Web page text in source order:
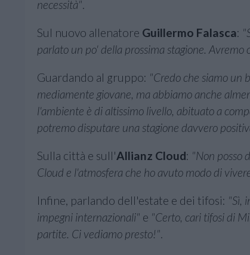
necessità"
Sul nuovo allenatore Guillermo Falasca:
parlato un po' della prossima stagione.
Guardando al gruppo: "Credo che siamo un
mediamente giovane, ma abbiamo anche
l'ambiente è di altissimo livello, abituato a
potremo disputare una stagione davvero
Sulla città e sull'Allianz Cloud: "Non posso
Cloud e l'atmosfera che ho avuto modo di
Infine, parlando dell'estate e dei tifosi: "Sì,
impegni internazionali" e "Certo, cari tifosi di
partite. Ci vediamo presto!".